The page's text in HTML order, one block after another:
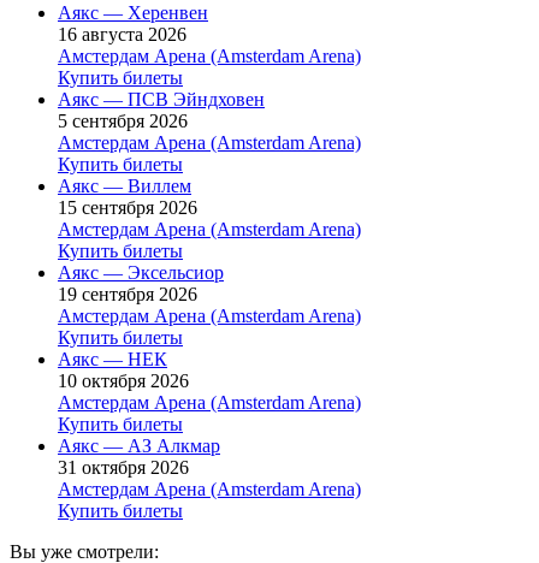
Аякс — Херенвен
16 августа 2026
Амстердам Арена (Amsterdam Arena)
Купить билеты
Аякс — ПСВ Эйндховен
5 сентября 2026
Амстердам Арена (Amsterdam Arena)
Купить билеты
Аякс — Виллем
15 сентября 2026
Амстердам Арена (Amsterdam Arena)
Купить билеты
Аякс — Эксельсиор
19 сентября 2026
Амстердам Арена (Amsterdam Arena)
Купить билеты
Аякс — НЕК
10 октября 2026
Амстердам Арена (Amsterdam Arena)
Купить билеты
Аякс — АЗ Алкмар
31 октября 2026
Амстердам Арена (Amsterdam Arena)
Купить билеты
Вы уже смотрели: